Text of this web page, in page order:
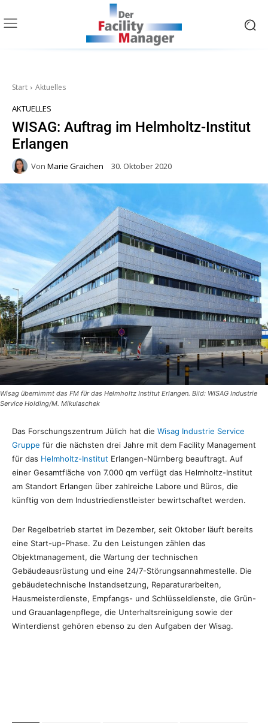
Start Aktuelles
AKTUELLES
WISAG: Auftrag im Helmholtz-Institut
Erlangen
Von Marie Graichen 30. Oktober 2020
Wisag übernimmt das FM für das Helmholtz Institut Erlangen. Bild: WISAG Industrie
Service Holding/M. Mikulaschek
Das Forschungszentrum Jülich hat die Wisag Industrie Service
Gruppe für die nächsten drei Jahre mit dem Facility Management
für das Helmholtz-Institut Erlangen-Nürnberg beauftragt. Auf
einer Gesamtfläche von 7.000 qm verfügt das Helmholtz-Institut
am Standort Erlangen über zahlreiche Labore und Büros, die
künftig von dem Industriedienstleister bewirtschaftet werden.
Der Regelbetrieb startet im Dezember, seit Oktober läuft bereits
eine Start-up-Phase. Zu den Leistungen zählen das
Objektmanagement, die Wartung der technischen
Gebäudeausrüstung und eine 24/7-Störungsannahmestelle. Die
gebäudetechnische Instandsetzung, Reparaturarbeiten,
Hausmeisterdienste, Empfangs- und Schlüsseldienste, die Grün-
und Grauanlagenpflege, die Unterhaltsreinigung sowie der
Winterdienst gehören ebenso zu den Aufgaben der Wisag.